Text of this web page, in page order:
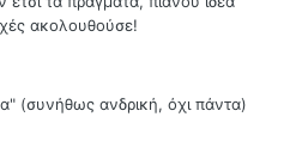
ακολουθούσε!
(συνήθως ανδρική, όχι πάντα)